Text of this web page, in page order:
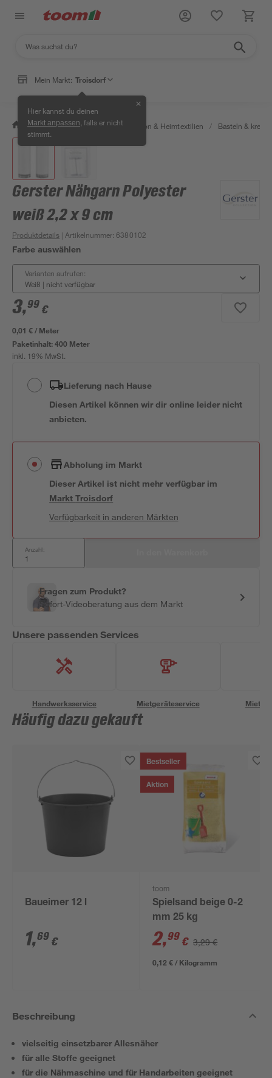
Mein Markt: Troisdorf
Hier kannst du deinen
Markt anpassen , falls er nicht
stimmt.
✕
/ Wohnen & Haushalt / Dekoration & Heimtextilien / Basteln &
Gerster Nähgarn Polyester
weiß 2,2 x 9 cm
Produktdetails | Artikelnummer:6380102
Farbe auswählen
Varianten aufrufen:
Weiß | nicht verfügbar
3,99 €
0,01 € / Meter
Paketinhalt:400 Meter
inkl. 19% MwSt.
Lieferung nach Hause
Diesen Artikel können wir dir online leider nicht
anbieten.
Abholung im Markt
Dieser Artikel ist nicht mehr verfügbar im
MarktTroisdorf
Verfügbarkeit in anderen Märkten
Anzahl:
Fragen zum Produkt?
Sofort-Videoberatung aus dem Markt
Unsere passenden Services
Handwerksservice Mietgeräteservice
Häufig dazu gekauft
Baueimer 12 l
1,69 €
Bestseller
Aktion
toom
Spielsand beige 0-2
mm 25 kg
2,99 € 3,29 €
0,12 € / Kilogramm
Beschreibung
vielseitig einsetzbarer Allesnäher
für alle Stoffe geeignet
für die Nähmaschine und für Handarbeiten geeignet